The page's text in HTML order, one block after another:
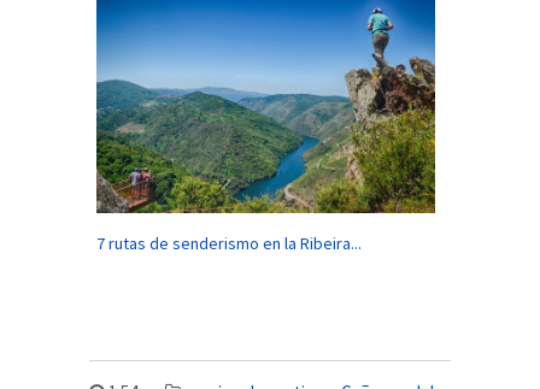
7 rutas de senderismo en la Ribeira...